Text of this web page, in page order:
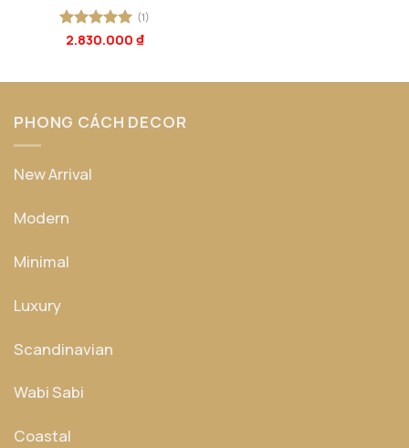
Được xếp
(1)
2.830.000 ₫
PHONG CÁCH DECOR
New Arrival
Modern
Minimal
Luxury
Scandinavian
Wabi Sabi
Coastal